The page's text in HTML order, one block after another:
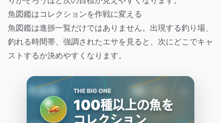
魚図鑑はコレクションを作戦に変える
魚図鑑は進捗一覧だけではありません。出現する釣り場、
釣れる時間帯、強調されたエサを見ると、次にどこでキャ
ストするか決めやすくなります。